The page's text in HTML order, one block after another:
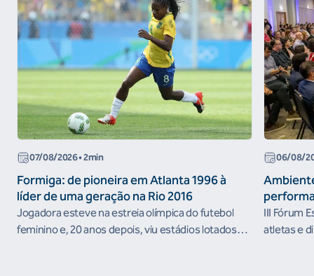
07/08/2026• 2min
Formiga: de pioneira em Atlanta 1996 à
líder de uma geração na Rio 2016
Jogadora esteve na estreia olímpica do futebol
feminino e, 20 anos depois, viu estádios lotados
06/08/
III Fórum
atletas e